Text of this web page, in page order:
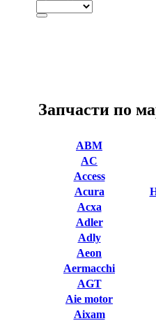
Запчасти по
ABM
AC
Access
Acura
Acxa
Adler
Adly
Aeon
Aermacchi
AGT
Aie motor
Aixam